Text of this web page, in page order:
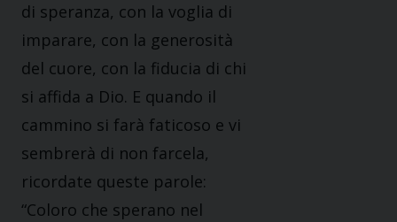
di speranza, con la voglia di
imparare, con la generosità
del cuore, con la fiducia di chi
si affida a Dio. E quando il
cammino si farà faticoso e vi
sembrerà di non farcela,
ricordate queste parole:
“Coloro che sperano nel